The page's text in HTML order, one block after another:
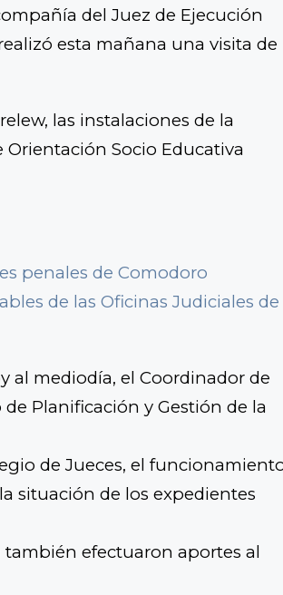
del Juez de Ejecución
esta mañana una visita de
las instalaciones de la
Orientación Socio Educativa
penales de Comodoro
de las Oficinas Judiciales de
al mediodía, el Coordinador de
de Planificación y Gestión de la
de Jueces, el
situación de los expedientes
también efectuaron aportes al